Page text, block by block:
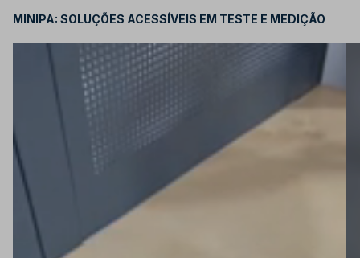
MINIPA: SOLUÇÕES ACESSÍVEIS EM TESTE E MEDIÇÃO